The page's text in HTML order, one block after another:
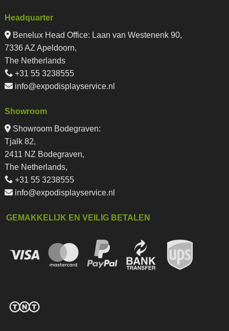
Headquarter
Benelux Head Office: Laan van Westenenk 90,
7336 AZ Apeldoorn,
The Netherlands
+31 55 3238555
info@expodisplayservice.nl
Showroom
Showroom Bodegraven:
Tjalk 82,
2411 NZ Bodegraven,
The Netherlands,
+31 55 3238555
info@expodisplayservice.nl
GEMAKKELIJK EN VEILIG BETALEN